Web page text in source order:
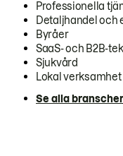
Professionella
Detaljhandel och
Byråer
SaaS- och B2B-
Sjukvård
Lokal verksamhet
Se alla branscher